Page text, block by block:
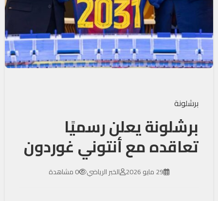
برشلونة
برشلونة يعلن رسميًا
تعاقده مع أنتوني غوردون
29 مايو 2026 الخبر الرياضي 0 مشاهدة